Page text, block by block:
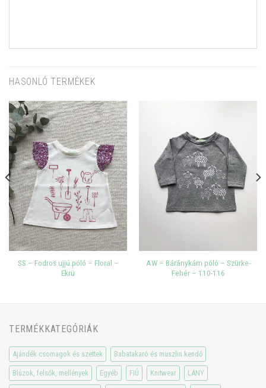
HASONLÓ TERMÉKEK
SS – Fodros ujjú póló – Floral –
Ekrü
AW – Báránykám póló – Szürke-
Fehér – 110-116
TERMÉKKATEGÓRIÁK
Ajándék csomagok és szettek Babatakaró és muszlin kendő
Blúzok, felsők, mellények Egyéb FIÚ Knitwear LÁNY